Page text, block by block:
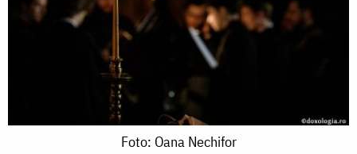
Foto: Oana Nechifor